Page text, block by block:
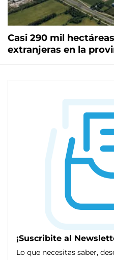
Casi 290 mil
extranjeras en la
¡Suscribite al
Lo que necesitas saber,